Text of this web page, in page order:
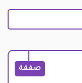
صفقة